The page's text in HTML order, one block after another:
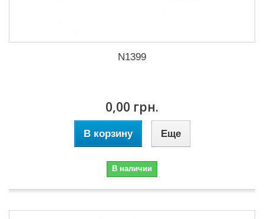
N1399
0,00 грн.
В корзину Еще
В наличии